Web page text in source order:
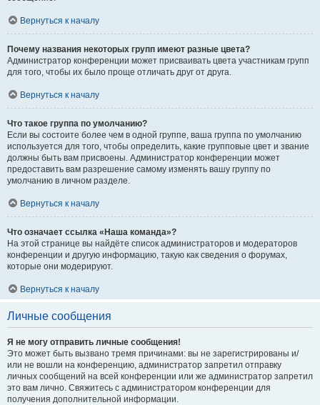
Вернуться к началу
Почему названия некоторых групп имеют разные цвета?
Администратор конференции может присваивать цвета участникам групп
для того, чтобы их было проще отличать друг от друга.
Вернуться к началу
Что такое группа по умолчанию?
Если вы состоите более чем в одной группе, ваша группа по умолчанию
используется для того, чтобы определить, какие групповые цвет и звание
должны быть вам присвоены. Администратор конференции может
предоставить вам разрешение самому изменять вашу группу по
умолчанию в личном разделе.
Вернуться к началу
Что означает ссылка «Наша команда»?
На этой странице вы найдёте список администраторов и модераторов
конференции и другую информацию, такую как сведения о форумах,
которые они модерируют.
Вернуться к началу
Личные сообщения
Я не могу отправить личные сообщения!
Это может быть вызвано тремя причинами: вы не зарегистрированы и/
или не вошли на конференцию, администратор запретил отправку
личных сообщений на всей конференции или же администратор запретил
это вам лично. Свяжитесь с администратором конференции для
получения дополнительной информации.